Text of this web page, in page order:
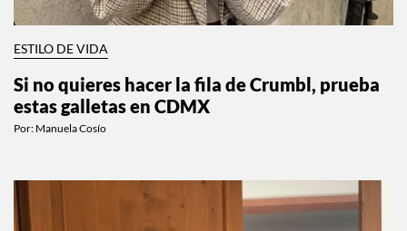
ESTILO DE VIDA
Si no quieres hacer la fila de Crumbl, prueba
estas galletas en CDMX
Por: Manuela Cosío